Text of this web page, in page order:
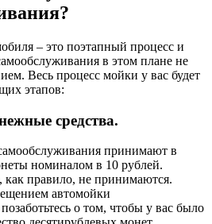
– это поэтапный процесс и
в этом плане не
Весь процесс мойки у вас будет
этапов:
средства.
принимают в
номиналом в 10 рублей.
правило, не принимаются.
автомойки
о том, чтобы у вас было